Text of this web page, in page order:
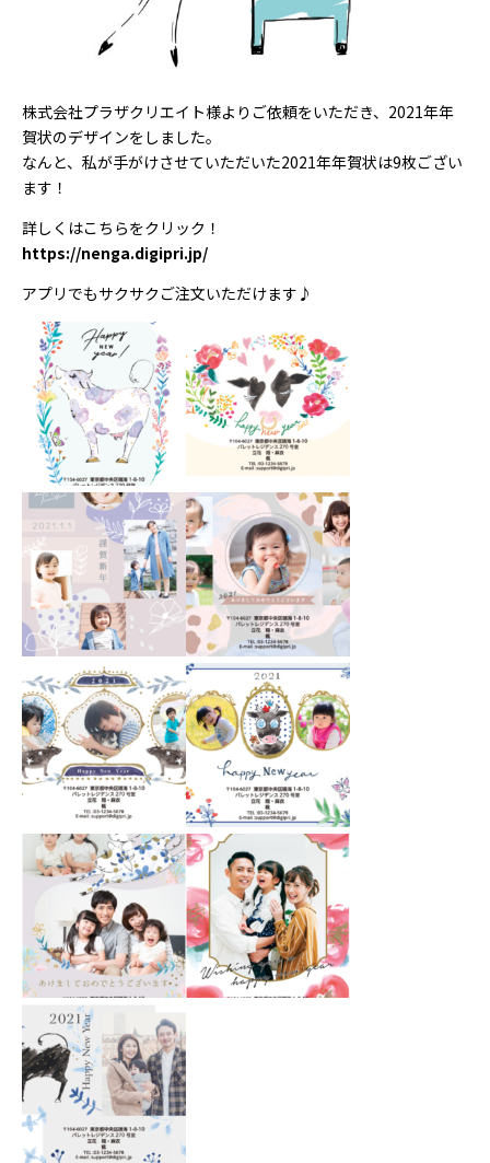
株式会社プラザクリエイト様よりご依頼をいただき、2021年年
賀状のデザインをしました。
なんと、私が手がけさせていただいた2021年年賀状は9枚ござい
ます！
詳しくはこちらをクリック！
https://nenga.digipri.jp/
アプリでもサクサクご注文いただけます♪